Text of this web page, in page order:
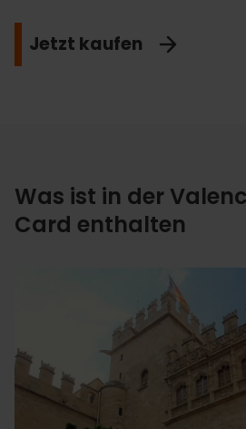
Jetzt kaufen
Was ist in der
Card enthalten